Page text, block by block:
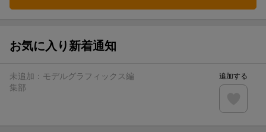
お気に入り新着通知
未追加： モデルグラフィックス編
集部
追加する